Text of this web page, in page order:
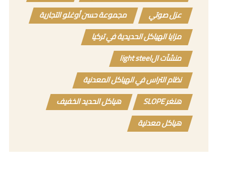
عزل صوتي
مجموعة حسن أوغلو التجارية
مزايا الهياكل الحديدية في تركيا
منشآت الlight steel
نظام التراس في الهياكل المعدنية
هنغر SLOPE
هياكل الحديد الخفيف
هياكل معدنية